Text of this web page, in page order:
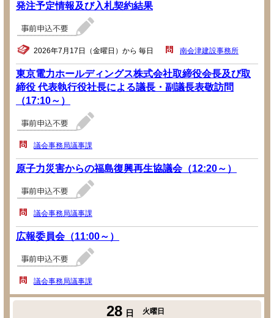
発注予定情報及び入札契約結果
2026年7月17日（金曜日）から 毎日 南会津建設事務所
東京電力ホールディングス株式会社取締役会長及び取
締役 代表執行役社長による議長・副議長表敬訪問
（17:10～）
議会事務局議事課
原子力災害からの福島復興再生協議会（12:20～）
議会事務局議事課
広報委員会（11:00～）
議会事務局議事課
28 日 火曜日